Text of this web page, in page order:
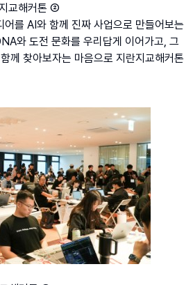
교해커톤 ②
어를 AI와 함께 진짜 사업으로 만들어보는
와 도전 문화를 우리답게 이어가고, 그
께 찾아보자는 마음으로 지란지교해커톤